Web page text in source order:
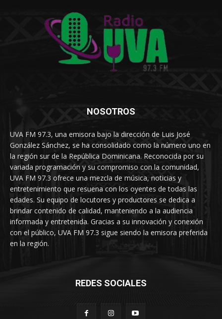
NOSOTROS
UVA FM 97.3, una emisora bajo la dirección de Luis José
González Sánchez, se ha consolidado como la número uno en
la región sur de la República Dominicana. Reconocida por su
variada programación y su compromiso con la comunidad,
UVA FM 97.3 ofrece una mezcla de música, noticias y
entretenimiento que resuena con los oyentes de todas las
edades. Su equipo de locutores y productores se dedica a
brindar contenido de calidad, manteniendo a la audiencia
informada y entretenida. Gracias a su innovación y conexión
con el público, UVA FM 97.3 sigue siendo la emisora preferida
en la región.
REDES SOCIALES